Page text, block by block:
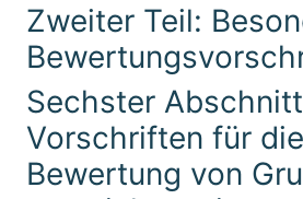
Zweiter Teil:
Sechster
Vorschriften für die
Bewertung von